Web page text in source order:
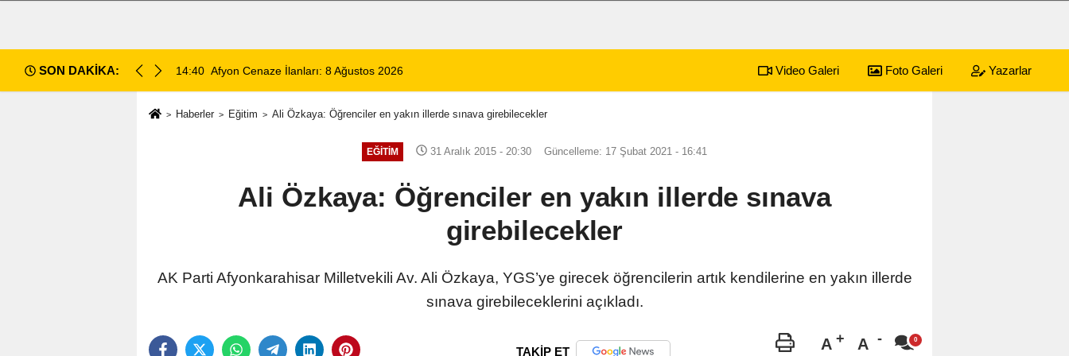
SON DAKİKA: 14:35 Sinanpaşa’da Otobüs Kazası: 1 Ölü, 15 Yaralı 8 Ağustos 2026 Afyonkarahisar Nöbetçi Eczaneler
Video Galeri Foto Galeri Yazarlar
Haberler Eğitim Ali Özkaya: Öğrenciler en yakın illerde sınava girebilecekler
EĞITIM 31 Aralık 2015 - 20:30 Güncelleme: 17 Şubat 2021 - 16:41
Ali Özkaya: Öğrenciler en yakın illerde sınava
girebilecekler
AK Parti Afyonkarahisar Milletvekili Av. Ali Özkaya, YGS’ye girecek öğrencilerin artık kendilerine en yakın illerde
sınava girebileceklerini açıkladı.
TAKİP ET A A